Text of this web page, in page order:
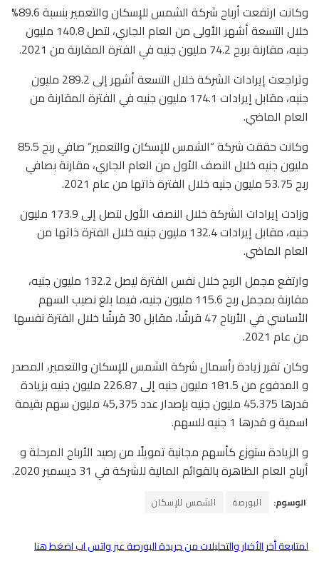
وكانت ارتفعت أرباح شركة الشمس للإسكان والتعمير بنسبة 89.6%
خلال التسعة أشهر الأولى من العام الجاري، لتصل 140.8 مليون
جنيه، مقارنة بربح 74.2 مليون جنيه في الفترة المقارنة من 2021.
وتراجعت إيرادات الشركة خلال التسعة أشهر إلى 289.2 مليون
جنيه، مقابل إيرادات 174.1 مليون جنيه في الفترة المقارنة من
العام الماضي.
وكانت حققت شركة “الشمس للإسكان والتعمير” صافي ربح 85.5
مليون جنيه خلال النصف الأول من العام الجاري، مقارنة بصافي
ربح 53.75 مليون جنيه خلال الفترة ذاتها من عام 2021.
وزادت إيرادات الشركة خلال النصف الأول لتصل إلى 173.9 مليون
جنيه، مقابل إيرادات 132.4 مليون جنيه خلال الفترة ذاتها من
العام الماضي.
وارتفع مجمل الربح خلال نفس الفترة ليصل 132.2 مليون جنيه،
مقارنة بمجمل ربح 115.6 مليون جنيه، فيما بلغ نصيب السهم
الأساسي في الأرباح 47 قرشًا، مقابل 30 قرشًا خلال الفترة نفسها
من عام 2021.
وكان تقرر زيادة رأسمال شركة الشمس للإسكان والتعمير، المصدر
و المدفوع من 181.5 مليون جنيه إلى 226.87 مليون جنيه بزيادة
قدرها 45.375 مليون جنيه بإصدار عدد 45,375 مليون سهم بقيمة
اسمية و قدرها 1 جنيه للسهم.
و الزيادة ستوزع كأسهم مجانية تمويلًا من رصيد الأرباح المرحلة و
أرباح العام الظاهرة بالقوائم المالية للشركة في 31 ديسمبر 2020.
الوسوم: البورصة الشمس للإسكان
لمتابعة أخر الأخبار والتحليلات من جريدة البورصة عبر واتس اب اضغط هنا